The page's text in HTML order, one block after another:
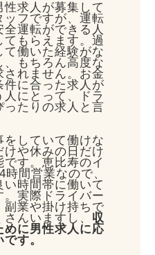
求人が募集して
ッフですが、運転
運転ができる人
もらえます。過
働いた経験がな
、もちろん高度な
れません。お金
件に合った求人が
にとって、ドラ
ったりの求人と言
をしていて働けな
けや休みの日だけ
す。恵比寿のイ
間営業なので、
時間帯に働いて
実際ドライバー
副業や掛け持ちで
んいますし、 収
めに男性求人に応
す。